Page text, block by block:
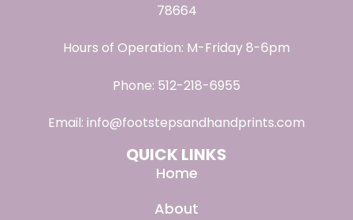
78664
Hours of Operation: M-Friday 8-6pm
Phone: 512-218-6955
Email: info@footstepsandhandprints.com
QUICK LINKS
Home
About